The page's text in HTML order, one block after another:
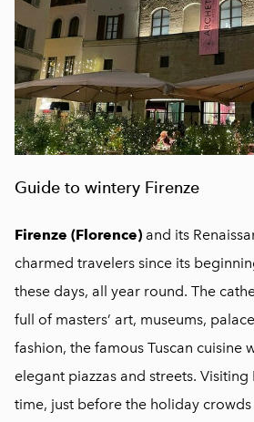
Guide to wintery Firenze
Firenze (Florence) and its
charmed travelers since its
these days, all year round. The
full of masters’ art, museums,
fashion, the famous Tuscan cuisine
elegant piazzas and streets.
time, just before the holiday